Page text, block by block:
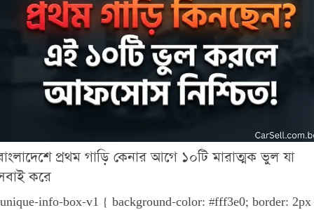
প্রথম গাড়ি কেনার আগে ১০টি মারাত্মক ভুল যা
করে
info-box-v1 { background-color: #fff3e0; border: 2px